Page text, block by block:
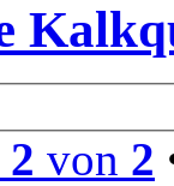
2 von 2